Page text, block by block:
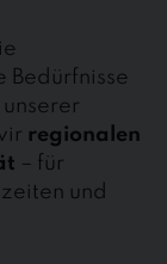
Bedürfnisse
regionalen
– für
und